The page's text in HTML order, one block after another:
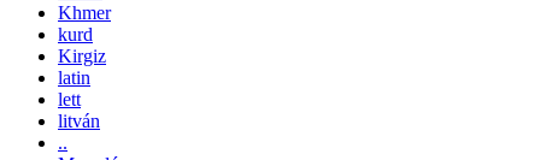
Khmer
kurd
Kirgiz
latin
lett
litván
..